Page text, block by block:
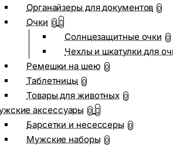
Органайзеры для документов 0
Очки 0
Солнцезащитные очки 0
Чехлы и шкатулки для
Ремешки на шею 0
Таблетницы 0
Товары для животных 0
аксессуары 0
Барсетки и несессеры 0
Мужские наборы 0